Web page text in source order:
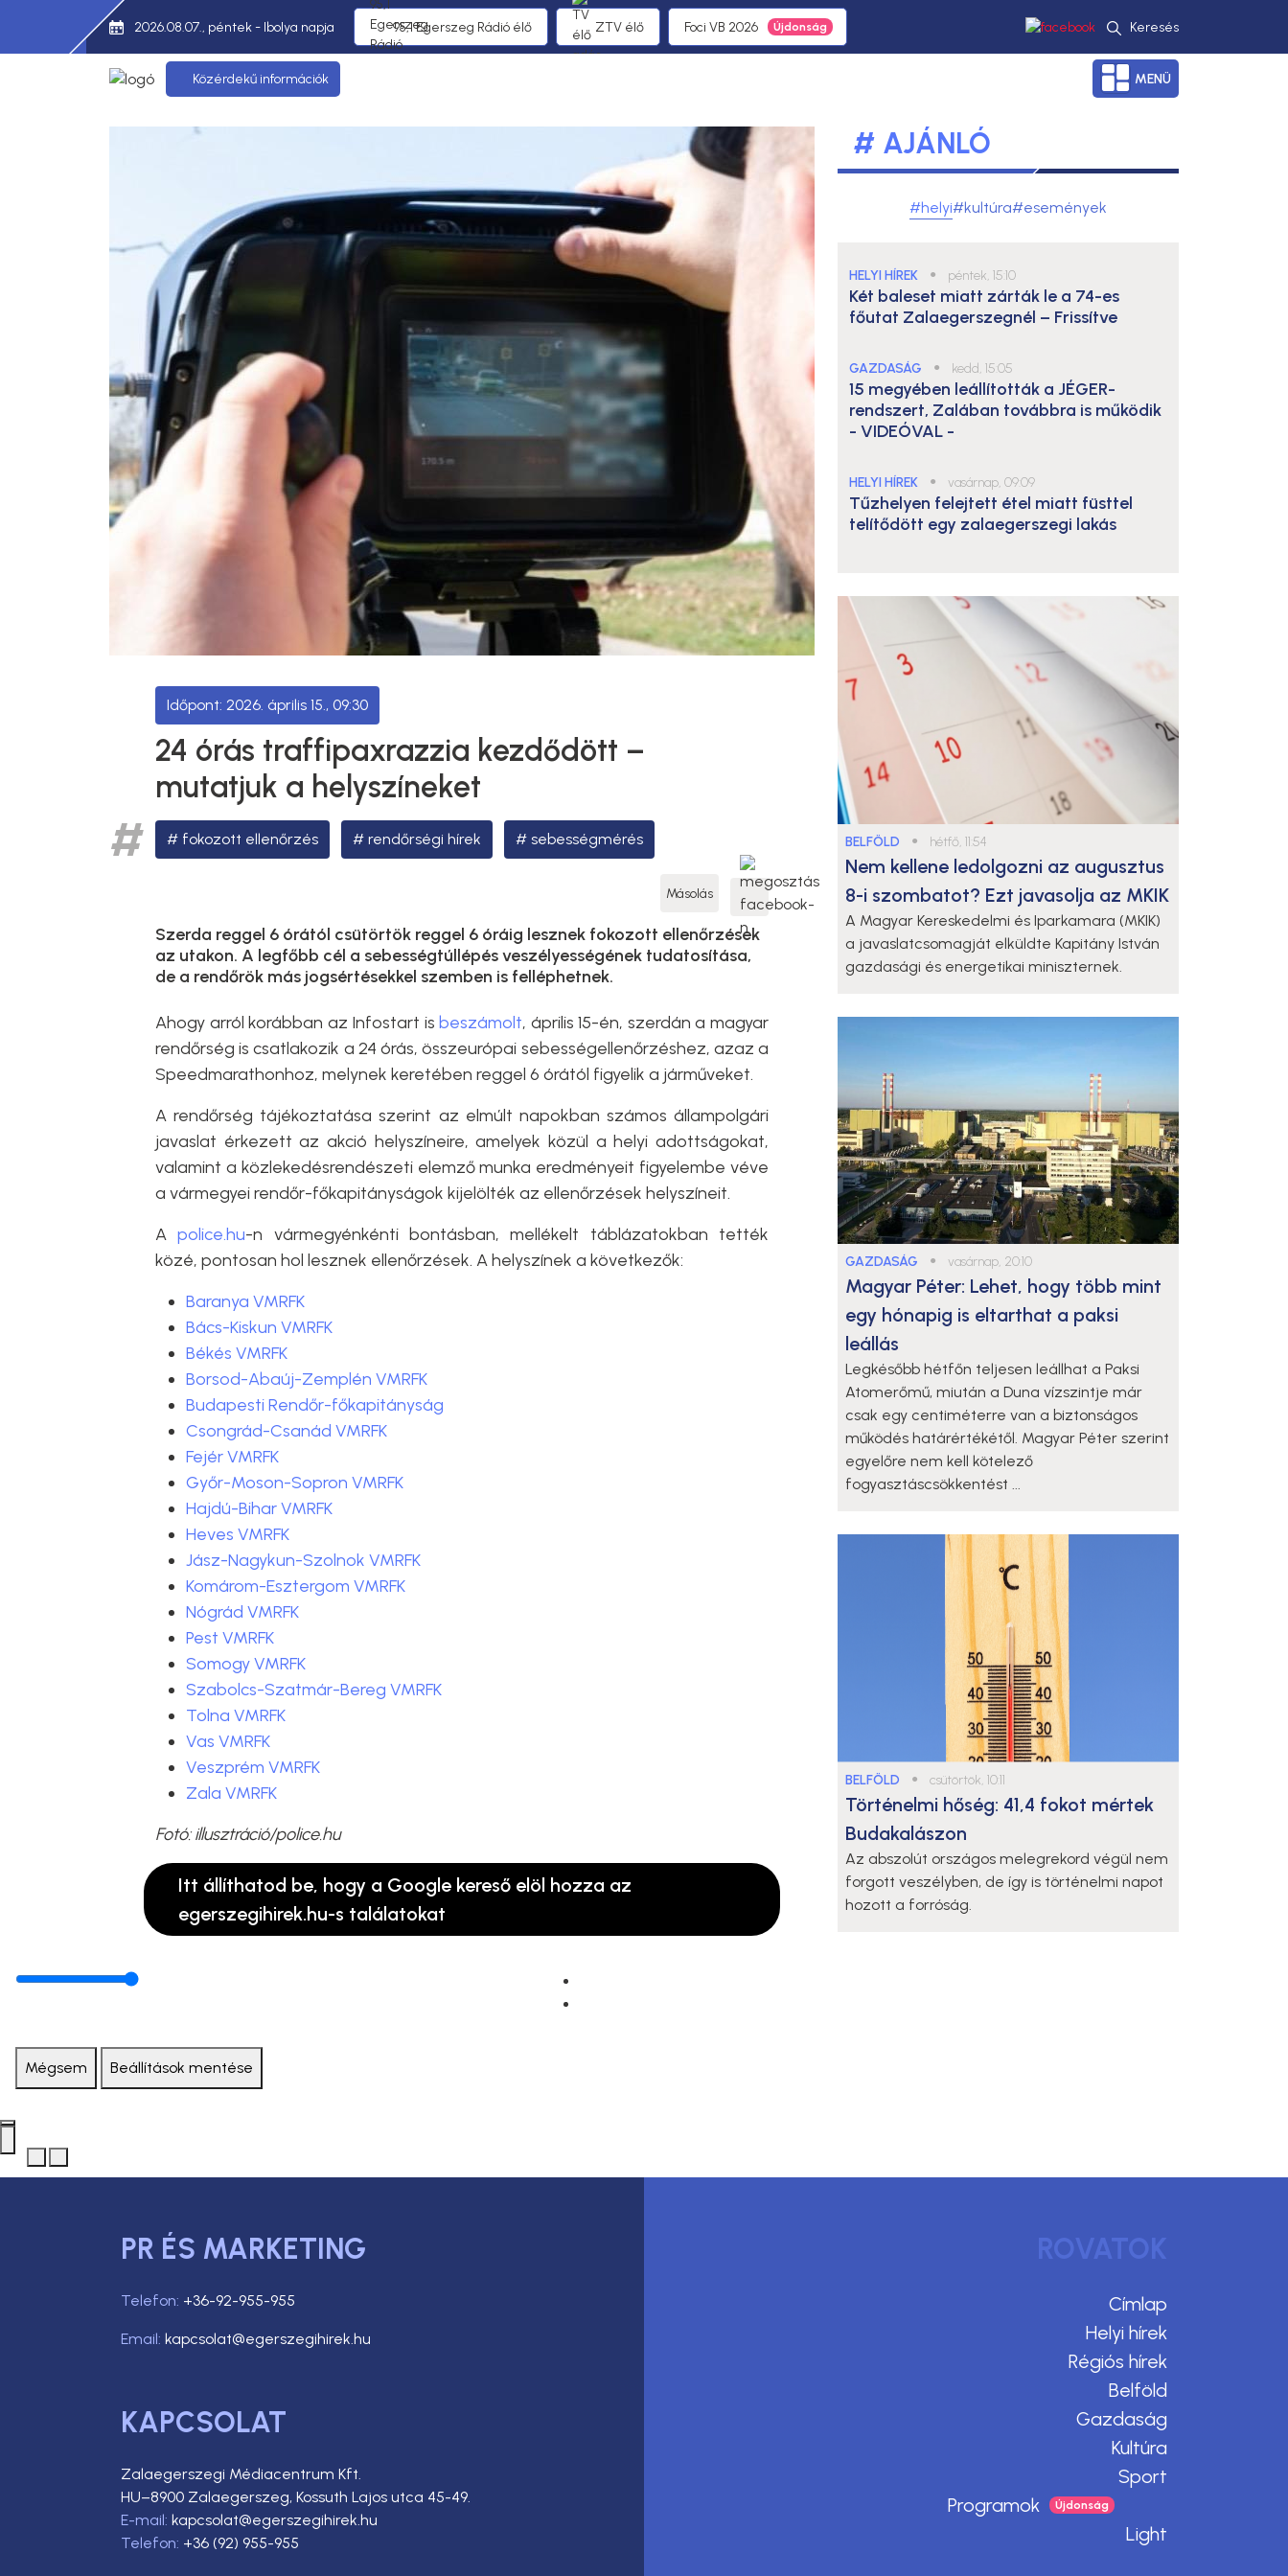
2026.08.07., péntek - Ibolya napja 95,1 Egerszeg Rádió élő ZTV élő Foci VB 2026 Keresés
Közérdekű információk MENÜ
2026. április 15., 09:30
24 órás traffipaxrazzia kezdődött –
mutatjuk a helyszíneket
fokozott ellenőrzés rendőrségi hírek sebességmérés
Másolás
Szerda reggel 6 órától csütörtök reggel 6 óráig lesznek fokozott ellenőrzések
az utakon. A legfőbb cél a sebességtúllépés veszélyességének tudatosítása,
de a rendőrök más jogsértésekkel szemben is felléphetnek.
Ahogy arról korábban az Infostart is beszámolt, április 15-én, szerdán a magyar
rendőrség is csatlakozik a 24 órás, összeurópai sebességellenőrzéshez, azaz a
Speedmarathonhoz, melynek keretében reggel 6 órától figyelik a járműveket.
A rendőrség tájékoztatása szerint az elmúlt napokban számos állampolgári
javaslat érkezett az akció helyszíneire, amelyek közül a helyi adottságokat,
valamint a közlekedésrendészeti elemző munka eredményeit figyelembe véve
a vármegyei rendőr-főkapitányságok kijelölték az ellenőrzések helyszíneit.
Apolice.hu-n vármegyénkénti bontásban, mellékelt táblázatokban tették
közé, pontosan hol lesznek ellenőrzések. A helyszínek a következők:
Baranya VMRFK
Bács-Kiskun VMRFK
Békés VMRFK
Borsod-Abaúj-Zemplén VMRFK
Budapesti Rendőr-főkapitányság
Csongrád-Csanád VMRFK
Fejér VMRFK
Győr-Moson-Sopron VMRFK
Hajdú-Bihar VMRFK
Heves VMRFK
Jász-Nagykun-Szolnok VMRFK
Komárom-Esztergom VMRFK
Nógrád VMRFK
Pest VMRFK
Somogy VMRFK
Szabolcs-Szatmár-Bereg VMRFK
Tolna VMRFK
Vas VMRFK
Veszprém VMRFK
Zala VMRFK
Fotó: illusztráció/police.hu
Itt állíthatod be, hogy a Google kereső elöl hozza az
egerszegihirek.hu-s találatokat
# AJÁNLÓ
#helyi#kultúra#események
HELYI HÍREK ● péntek, 15:10
Két baleset miatt zárták le a 74-es
főutat Zalaegerszegnél – Frissítve
GAZDASÁG ● kedd, 15:05
15 megyében leállították a JÉGER-
rendszert, Zalában továbbra is működik
- VIDEÓVAL -
HELYI HÍREK ● vasárnap, 09:09
Tűzhelyen felejtett étel miatt füsttel
telítődött egy zalaegerszegi lakás
BELFÖLD ● hétfő, 11:54
Nem kellene ledolgozni az augusztus
8-i szombatot? Ezt javasolja az MKIK
A Magyar Kereskedelmi és Iparkamara (MKIK)
a javaslatcsomagját elküldte Kapitány István
gazdasági és energetikai miniszternek.
GAZDASÁG ● vasárnap, 20:10
Magyar Péter: Lehet, hogy több mint
egy hónapig is eltarthat a paksi
leállás
Legkésőbb hétfőn teljesen leállhat a Paksi
Atomerőmű, miután a Duna vízszintje már
csak egy centiméterre van a biztonságos
működés határértékétől. Magyar Péter szerint
egyelőre nem kell kötelező
fogyasztáscsökkentést ...
BELFÖLD ● csütörtök, 10:11
Történelmi hőség: 41,4 fokot mértek
Budakalászon
Az abszolút országos melegrekord végül nem
forgott veszélyben, de így is történelmi napot
hozott a forróság.
Mégsem Beállítások mentése
PR ÉS MARKETING
Telefon: +36-92-955-955
Email: kapcsolat@egerszegihirek.hu
KAPCSOLAT
Zalaegerszegi Médiacentrum Kft.
HU–8900 Zalaegerszeg, Kossuth Lajos utca 45-49.
E-mail: kapcsolat@egerszegihirek.hu
Telefon: +36 (92) 955-955
ROVATOK
Címlap
Helyi hírek
Régiós hírek
Belföld
Gazdaság
Kultúra
Sport
Programok
Light